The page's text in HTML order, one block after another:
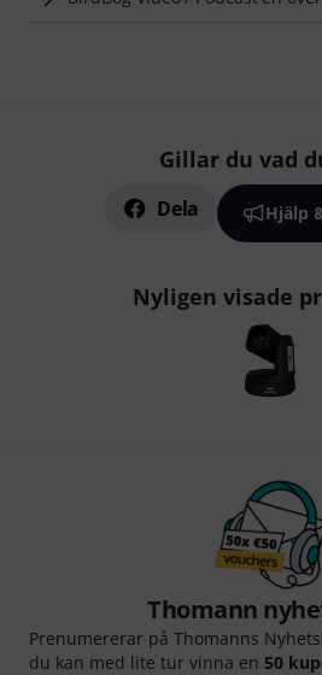
Gillar du vad
Dela Hjälp
Nyligen visade
Thomann
Prenumererar på Thomanns
du kan med lite tur vinna en 50